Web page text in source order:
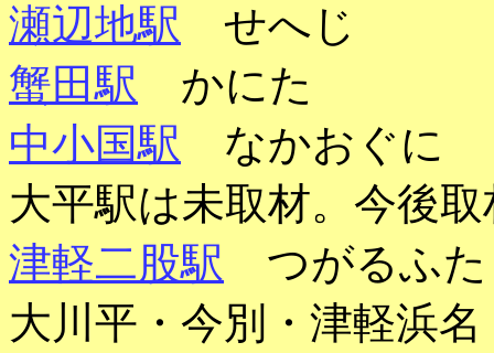
瀬辺地駅 せへじ
蟹田駅 かにた
中小国駅 なかおぐに
大平駅は未取材。今後
津軽二股駅 つがるふた
大川平・今別・津軽浜